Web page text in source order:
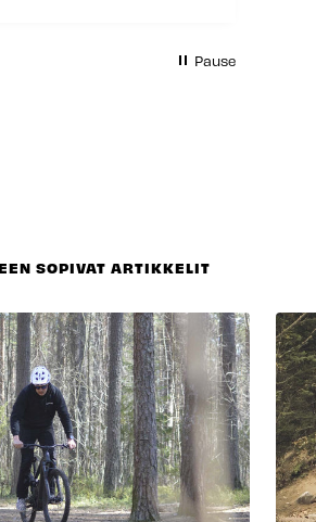
Pause
SOPIVAT ARTIKKELIT